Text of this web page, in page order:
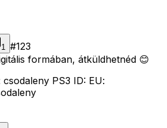
1 #123
formában, átküldhetnéd 😊
PS3 ID: EU: